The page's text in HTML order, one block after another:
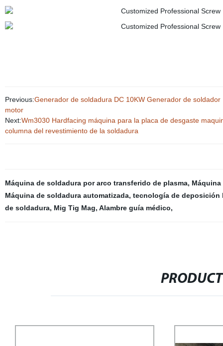
Previous:Generador de soldadura DC 10KW Generador de
motor
Next:Wm3030 Hardfacing máquina para la placa de desgaste
columna del revestimiento de la soldadura
Máquina de soldadura por arco transferido de plasma,
Máquina de soldadura automatizada, tecnología de deposición
de soldadura, Mig Tig Mag, Alambre guía médico,